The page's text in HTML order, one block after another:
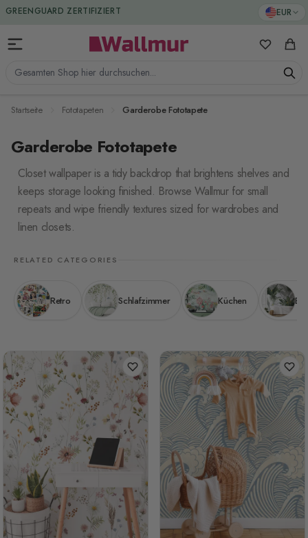
Zum Inhalt springen EUR
Gesamten Shop hier durchsuchen...
Meine
GREENGUARD ZERTIFIZIERT
Startseite Fototapeten Garderobe Fototapete
Garderobe Fototapete
Closet wallpaper is a tidy backdrop that brightens shelves and
keeps storage looking finished. Browse Wallmur for small
repeats and wipe friendly textures sized for wardrobes and
linen closets.
RELATED CATEGORIES
Retro Schlafzimmer Küchen